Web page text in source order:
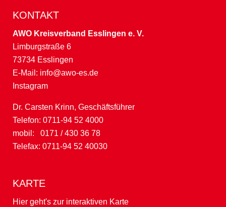
KONTAKT
AWO Kreisverband Esslingen e. V.
Limburgstraße 6
73734 Esslingen
E-Mail: info@awo-es.de
Instagram
Dr. Carsten Krinn, Geschäftsführer
Telefon: 0711-94 52 4000
mobil: 0171 / 430 36 78
Telefax: 0711-94 52 40030
KARTE
Hier geht's zur interaktiven Karte